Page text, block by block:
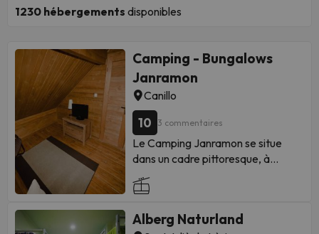
1230 hébergements disponibles
Camping - Bungalows
Janramon
Canillo
10 3 commentaires
Le Camping Janramon se situe
dans un cadre pittoresque, à
Canillo, à 300 mètres de la
remontée mécanique de Gran
d'Andorre-la-Vieille. Tous les
Alberg Naturland